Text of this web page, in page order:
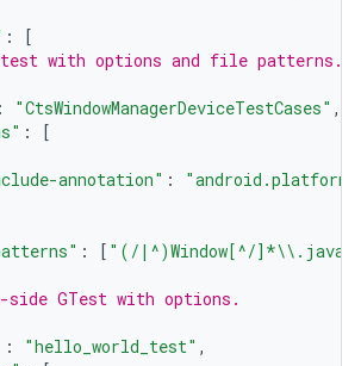
:
[
with options and file patterns.
: "CtsWindowManagerDeviceTestCases" ,
:
[
annotation" :
: [ "(/|^)Window[^/]*\\ .java"
side GTest with options.
: "hello_world_test" ,